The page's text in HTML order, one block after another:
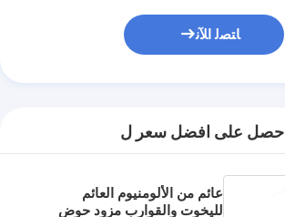
ﺎﺘﺼﻟ ﺍﻶﻧ
احصل على افضل سعر ل
عائم من الألومنيوم العائم
لليخوت والقوارب مزود حوض